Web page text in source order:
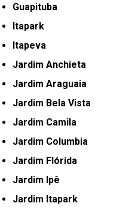
Guapituba
Itapark
Itapeva
Jardim Anchieta
Jardim Araguaia
Jardim Bela Vista
Jardim Camila
Jardim Columbia
Jardim Flórida
Jardim Ipê
Jardim Itapark